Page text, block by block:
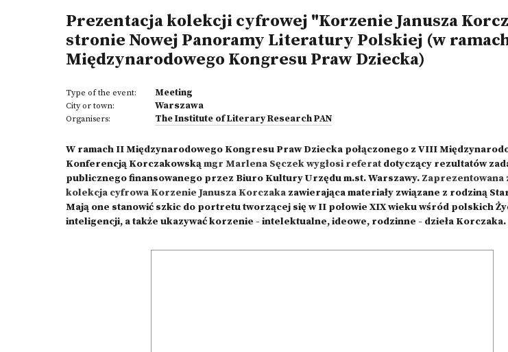
Prezentacja kolekcji cyfrowej "Korzenie Janusza
stronie Nowej Panoramy Literatury Polskiej (w
Międzynarodowego Kongresu Praw Dziecka)
Type of the event: Meeting
City or town: Warszawa
Organisers: The Institute of Literary Research PAN
W ramach II Międzynarodowego Kongresu Praw Dziecka połączonego z VIII
Konferencją Korczakowskąmgr Marlena Sęczek wygłosi referat dotyczący rezultatów
publicznego finansowanego przez Biuro Kultury Urzędum.st. Warszawy. Zaprezentowana
kolekcja cyfrowa Korzenie Janusza Korczaka zawierająca materiały związane z rodziną
Mają one stanowić szkic do portretu tworzącej się w II połowie XIX wieku wśród polskich
inteligencji, a także ukazywać korzenie - intelektualne, ideowe, rodzinne - dzieła Korczaka.